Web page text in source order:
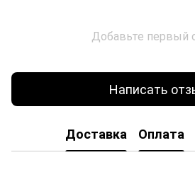
Добавьте первый
Написать
Доставка Оплата